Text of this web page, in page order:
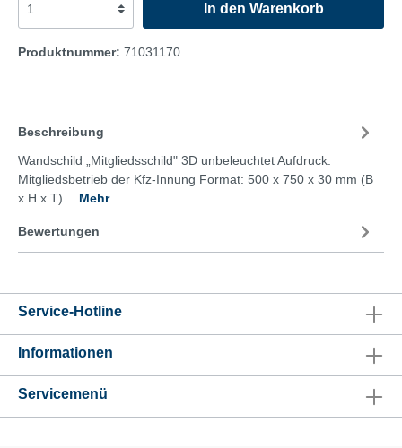
In den Warenkorb
Produktnummer: 71031170
Beschreibung
Wandschild „Mitgliedsschild" 3D unbeleuchtet Aufdruck:
Mitgliedsbetrieb der Kfz-Innung Format: 500 x 750 x 30 mm (B
x H x T)… Mehr
Bewertungen
Service-Hotline
Informationen
Servicemenü